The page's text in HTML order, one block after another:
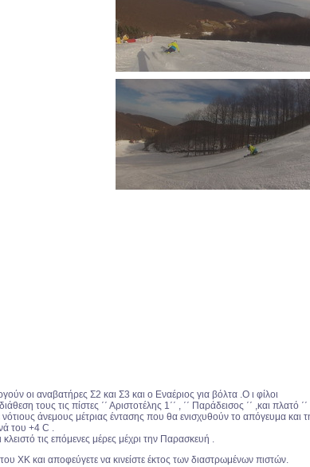
οι αναβατήρες Σ2 και Σ3 και ο Εναέριος για βόλτα .Ο ι φίλοι
τους τις πίστες ΄΄ Αριστοτέλης 1΄΄ , ΄΄ Παράδεισος ΄΄ ,και πλατό ΄΄
νότιους άνεμους μέτριας έντασης που θα ενισχυθούν το απόγευμα και
του +4 C .
τις επόμενες μέρες μέχρι την Παρασκευή .
ΧΚ και αποφεύγετε να κινείστε έκτος των διαστρωμένων πιστών.